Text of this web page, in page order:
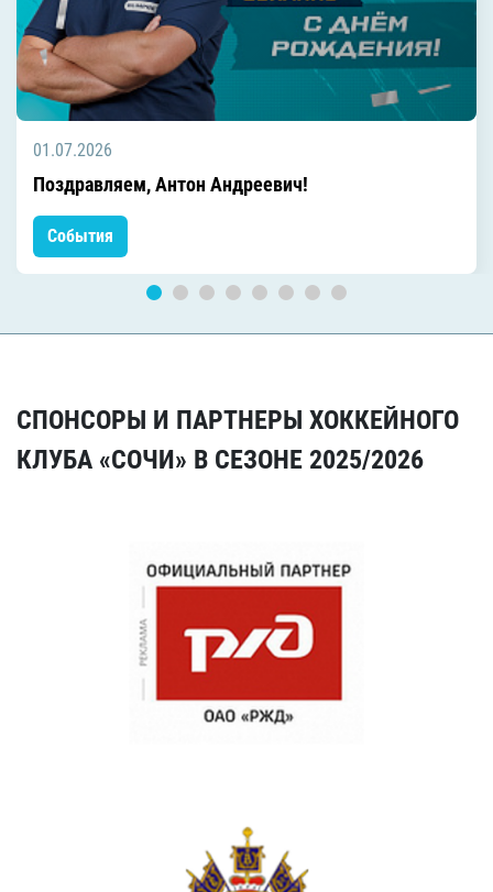
01.07.2026
Поздравляем, Антон Андреевич!
События
СПОНСОРЫ И ПАРТНЕРЫ ХОККЕЙНОГО
КЛУБА «СОЧИ» В СЕЗОНЕ 2025/2026